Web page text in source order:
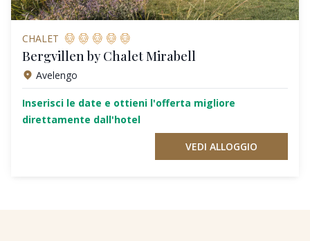
CHALET
Bergvillen by Chalet Mirabell
Avelengo
Inserisci le date e ottieni l'offerta migliore
direttamente dall'hotel
VEDI ALLOGGIO